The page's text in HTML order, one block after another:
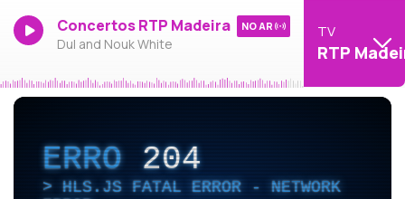
Concertos RTP Madeira
Dul and Nouk White
NO AR TV
RTP
ERRO204
HLS.JS FATAL ERROR - NETWORK